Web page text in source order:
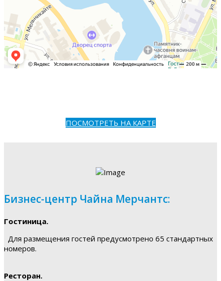
ПОСМОТРЕТЬ НА КАРТЕ
Бизнес-центр Чайна Мерчантс:
Гостиница.
Для размещения гостей предусмотрено 65 стандартных
номеров.
Ресторан.